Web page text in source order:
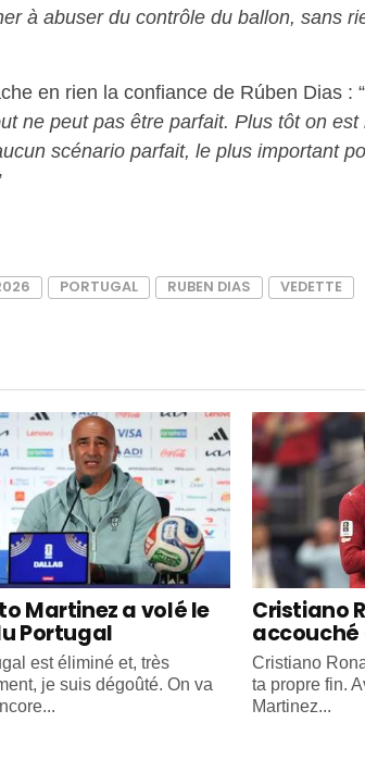
à abuser du contrôle du ballon, sans
en rien la confiance de Rúben Dias : “
ne peut pas être parfait. Plus tôt on est
scénario parfait, le plus important
PORTUGAL RUBEN DIAS VEDETTE
Martinez a volé le
Portugal
est éliminé et, très
je suis dégoûté. On va
Cristiano
accouché
Cristiano
ta propre fin.
Martinez...